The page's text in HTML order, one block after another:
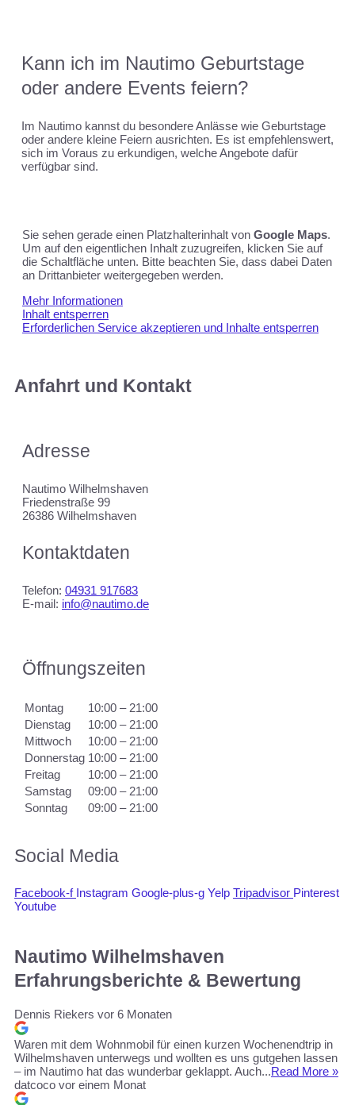
Kann ich im Nautimo Geburtstage
oder andere Events feiern?
Im Nautimo kannst du besondere Anlässe wie Geburtstage
oder andere kleine Feiern ausrichten. Es ist empfehlenswert,
sich im Voraus zu erkundigen, welche Angebote dafür
verfügbar sind.
Sie sehen gerade einen Platzhalterinhalt von Google Maps.
Um auf den eigentlichen Inhalt zuzugreifen, klicken Sie auf
die Schaltfläche unten. Bitte beachten Sie, dass dabei Daten
an Drittanbieter weitergegeben werden.
Mehr Informationen
Inhalt entsperren
Erforderlichen Service akzeptieren und Inhalte entsperren
Anfahrt und Kontakt
Adresse
Nautimo Wilhelmshaven
Friedenstraße 99
26386 Wilhelmshaven
Kontaktdaten
Telefon: 04931 917683
E-mail: info@nautimo.de
Öffnungszeiten
Montag
10:00 – 21:00
Dienstag
10:00 – 21:00
Mittwoch
10:00 – 21:00
Donnerstag 10:00 – 21:00
Freitag
10:00 – 21:00
Samstag
09:00 – 21:00
Sonntag
09:00 – 21:00
Social Media
Facebook-f Instagram Google-plus-g Yelp Tripadvisor Pinterest
Youtube
Nautimo Wilhelmshaven
Erfahrungsberichte & Bewertung
Dennis Riekers vor 6 Monaten
Waren mit dem Wohnmobil für einen kurzen Wochenendtrip in
Wilhelmshaven unterwegs und wollten es uns gutgehen lassen
– im Nautimo hat das wunderbar geklappt. Auch...Read More »
datcoco vor einem Monat